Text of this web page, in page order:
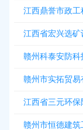
江西鼎誉市政工
江西省宏兴选矿
赣州科泰安防科
赣州市实拓贸易
江西省三元环保
赣州市恒德建筑